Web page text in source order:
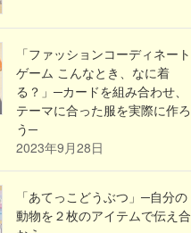
「ファッションコーディネート
ゲーム こんなとき、なに着
る？」─カードを組み合わせ、
テーマに合った服を実際に作ろ
う─
2023年9月28日
「あてっこどうぶつ」─自分の
動物を２枚のアイテムで伝え合